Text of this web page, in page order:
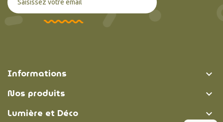
Informations 
Nos produits 
Lumière et Déco 